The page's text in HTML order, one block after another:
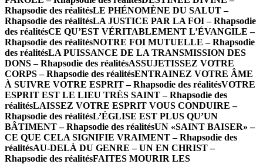
Rhapsodie des réalitésLE PHÉNOMÈNE DU SALUT –
Rhapsodie des réalitésLA JUSTICE PAR LA FOI – Rhapsodie
des réalitésCE QU’EST VÉRITABLEMENT L’ÉVANGILE –
Rhapsodie des réalitésNOTRE FOI MUTUELLE – Rhapsodie
des réalitésLA PUISSANCE DE LA TRANSMISSION DES
DONS – Rhapsodie des réalitésASSUJETISSEZ VOTRE
CORPS – Rhapsodie des réalitésENTRAINEZ VOTRE ÂME
À SUIVRE VOTRE ESPRIT – Rhapsodie des réalitésVOTRE
ESPRIT EST LE LIEU TRÈS SAINT – Rhapsodie des
réalitésLAISSEZ VOTRE ESPRIT VOUS CONDUIRE –
Rhapsodie des réalitésL’ÉGLISE EST PLUS QU’UN
BÂTIMENT – Rhapsodie des réalitésUN «SAINT BAISER» –
CE QUE CELA SIGNIFIE VRAIMENT – Rhapsodie des
réalitésAU-DELÀ DU GENRE – UN EN CHRIST –
Rhapsodie des réalitésFAITES MOURIR LES